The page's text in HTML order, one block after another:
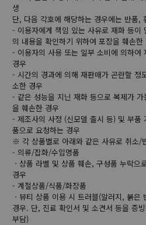
생
단, 다음 각호에 해당하는 경우에는 반품,
- 이용자에게 책임 있는 사유로 재화 등이
의 내용을 확인하기 위하여 포장을 훼손한
- 이용자의 사용 또는 일부 소비에 의하여
경우
- 시간의 경과에 의해 재판매가 곤란할 정
소한 경우
- 같은 성능을 지닌 재화 등으로 복제가
을 훼손한 경우
- 제조사의 사정 (신모델 출시 등) 및 부품
품으로 요청하는 경우
※ 각 상품별로 아래와 같은 사유로 취소/
- 의류/잡화/수입명품
ㆍ상품 라벨 및 상품 훼손, 구성품 누락으
경우
- 계절상품/식품/화장품
ㆍ뷰티 상품 이용 시 트러블(알러지, 붉
경우. 단, 진료 확인서 및 소견서 등을 증
부담)